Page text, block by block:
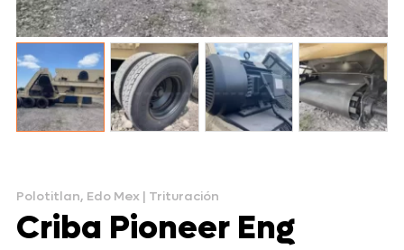
Polotitlan, Edo Mex | Trituración
Criba Pioneer Eng